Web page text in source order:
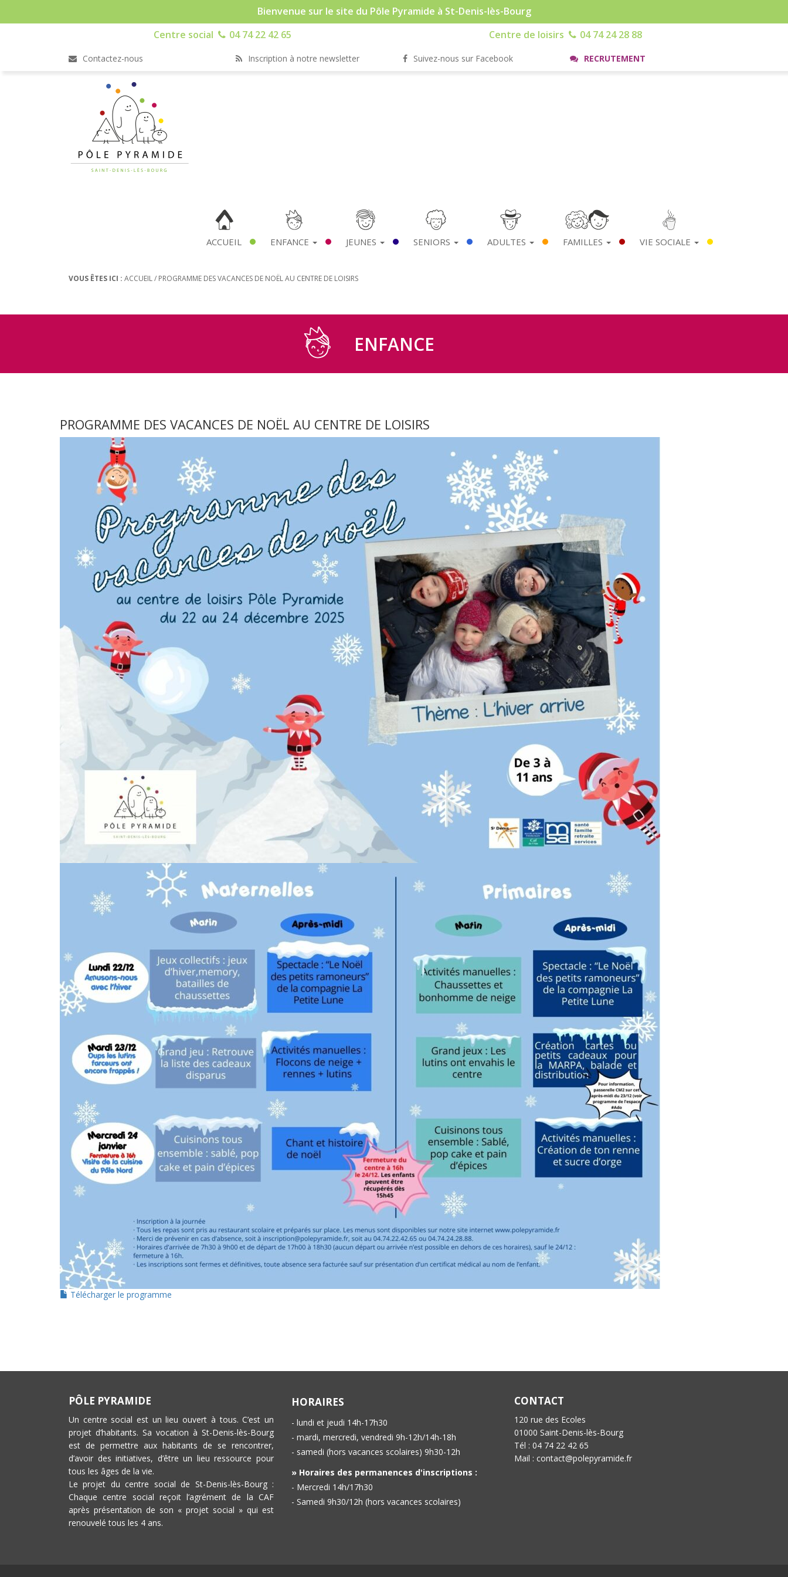
Bienvenue sur le site du Pôle Pyramide à St-Denis-lès-Bourg
Centre social
04 74 22 42 65 Centre de loisirs 04 74 24 28 88
Contactez-nous Inscription à notre newsletter Suivez-nous sur Facebook RECRUTEMENT
ACCUEIL ENFANCE JEUNES SENIORS ADULTES FAMILLES VIE SOCIALE
VOUS ÊTES ICI : ACCUEIL/ PROGRAMME DES VACANCES DE NOËL AU CENTRE DE LOISIRS
ENFANCE
PROGRAMME DES VACANCES DE NOËL AU CENTRE DE LOISIRS
Télécharger le programme
PÔLE PYRAMIDE
Un centre social est un lieu ouvert à tous. C’est un
projet d’habitants. Sa vocation à St-Denis-lès-Bourg
est de permettre aux habitants de se rencontrer,
d’avoir des initiatives, d’être un lieu ressource pour
tous les âges de la vie.
Le projet du centre social de St-Denis-lès-Bourg :
Chaque centre social reçoit l’agrément de la CAF
après présentation de son « projet social » qui est
renouvelé tous les 4 ans.
HORAIRES
- lundi et jeudi 14h-17h30
- mardi, mercredi, vendredi 9h-12h/14h-18h
- samedi (hors vacances scolaires) 9h30-12h
» Horaires des permanences d'inscriptions :
- Mercredi 14h/17h30
- Samedi 9h30/12h (hors vacances scolaires)
CONTACT
120 rue des Ecoles
01000 Saint-Denis-lès-Bourg
Tél : 04 74 22 42 65
Mail : contact@polepyramide.fr